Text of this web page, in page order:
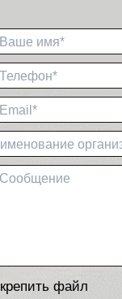
Ваше имя*
Телефон*
Email*
Сообщение
файл